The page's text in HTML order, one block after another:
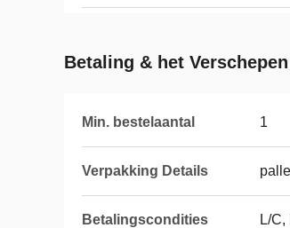
Betaling & het
Min. bestelaantal 1
Verpakking Details
Betalingscondities L/